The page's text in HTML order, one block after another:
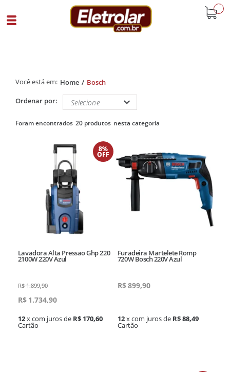
Home Bosch
20 produtos
Ordenar por:
8%
OFF
Lavadora Alta Pressao Ghp 220
2100W 220V Azul
R$ 1.899,90
R$ 1.734,90
12x com juros de R$ 170,60
Cartão
Furadeira Martelete Romp
720W Bosch 220V Azul
R$899,90
12x com juros de R$ 88,49
Cartão